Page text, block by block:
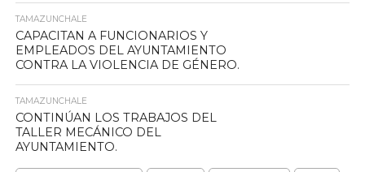
TAMAZUNCHALE
CAPACITAN A FUNCIONARIOS Y
EMPLEADOS DEL AYUNTAMIENTO
CONTRA LA VIOLENCIA DE GÉNERO.
TAMAZUNCHALE
CONTINÚAN LOS TRABAJOS DEL
TALLER MECÁNICO DEL
AYUNTAMIENTO.